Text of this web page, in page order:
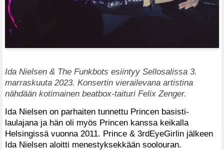
Ida Nielsen & The Funkbots esiintyy Sellosalissa 3.
marraskuuta 2023. Konsertin vierailevana artistina
nähdään kotimainen beatbox-taituri Felix Zenger.
Ida Nielsen on parhaiten tunnettu Princen basisti-
laulajana ja hän oli myös Princen kanssa keikalla
Helsingissä vuonna 2011. Prince & 3rdEyeGirlin jälkeen
Ida Nielsen aloitti menestyksekkään soolouran.